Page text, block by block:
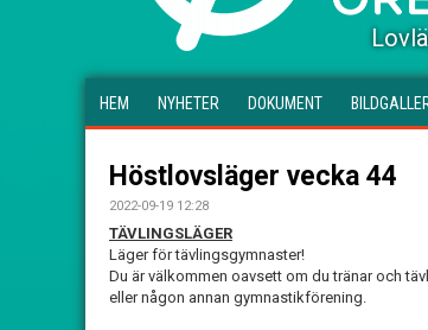
HEM NYHETER DOKUMENT
Höstlovsläger vecka 44
2022-09-19 12:28
TÄVLINGSLÄGER
Läger för tävlingsgymnaster!
Du är välkommen oavsett om du tränar och
eller någon annan gymnastikförening.